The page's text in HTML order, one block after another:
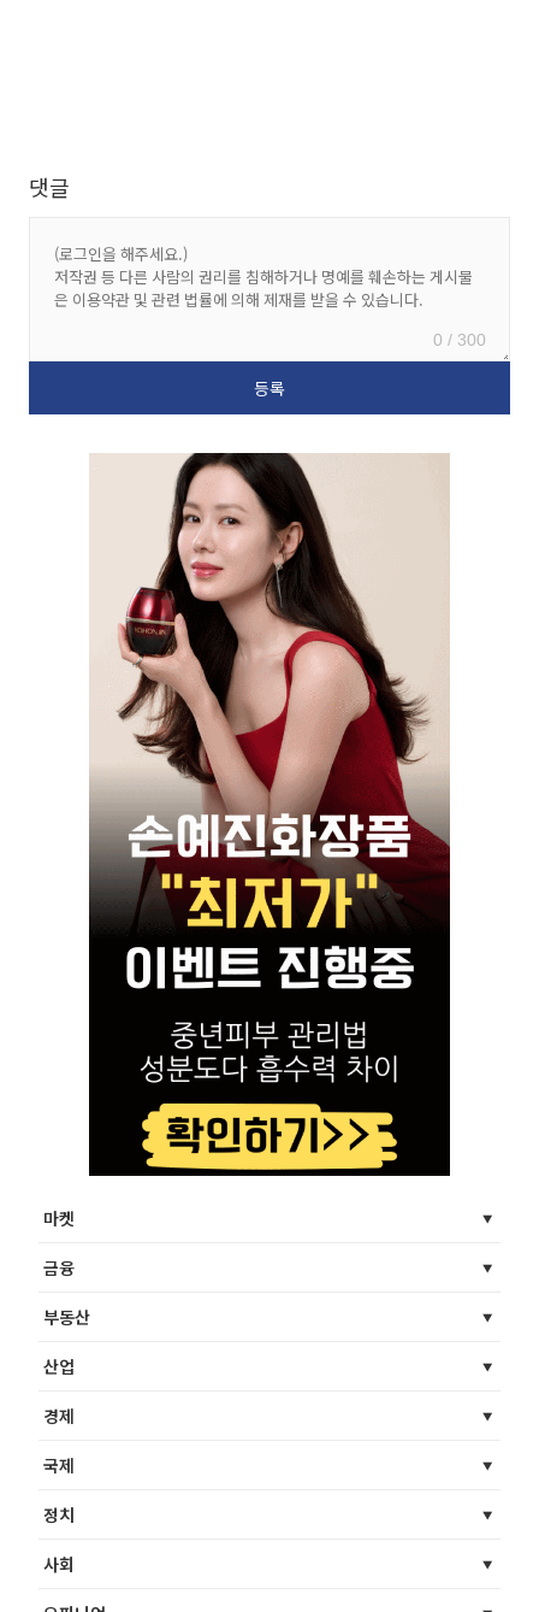
댓글
0 / 300
마켓
금융
부동산
산업
경제
국제
정치
사회